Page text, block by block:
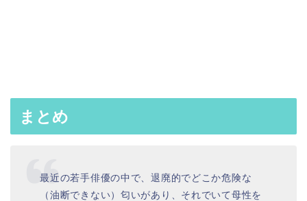
まとめ
最近の若手俳優の中で、退廃的でどこか危険な
（油断できない）匂いがあり、それでいて母性を